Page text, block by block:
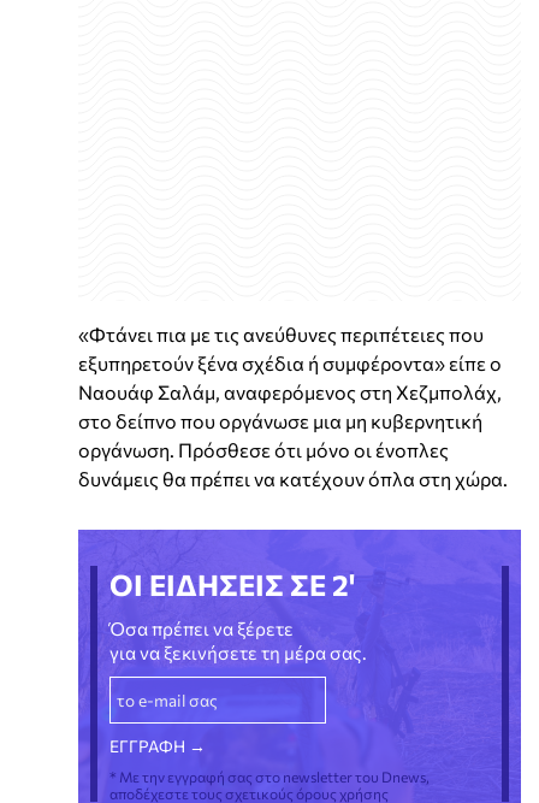
«Φτάνει πια με τις ανεύθυνες περιπέτειες που
εξυπηρετούν ξένα σχέδια ή συμφέροντα» είπε ο
Ναουάφ Σαλάμ, αναφερόμενος στη Χεζμπολάχ,
στο δείπνο που οργάνωσε μια μη κυβερνητική
οργάνωση. Πρόσθεσε ότι μόνο οι ένοπλες
δυνάμεις θα πρέπει να κατέχουν όπλα στη χώρα.
ΟΙ ΕΙΔΗΣΕΙΣ ΣΕ 2'
Όσα πρέπει να ξέρετε
για να ξεκινήσετε τη μέρα σας.
* Με την εγγραφή σας στο newsletter του Dnews,
αποδέχεστε τους σχετικούς όρους χρήσης